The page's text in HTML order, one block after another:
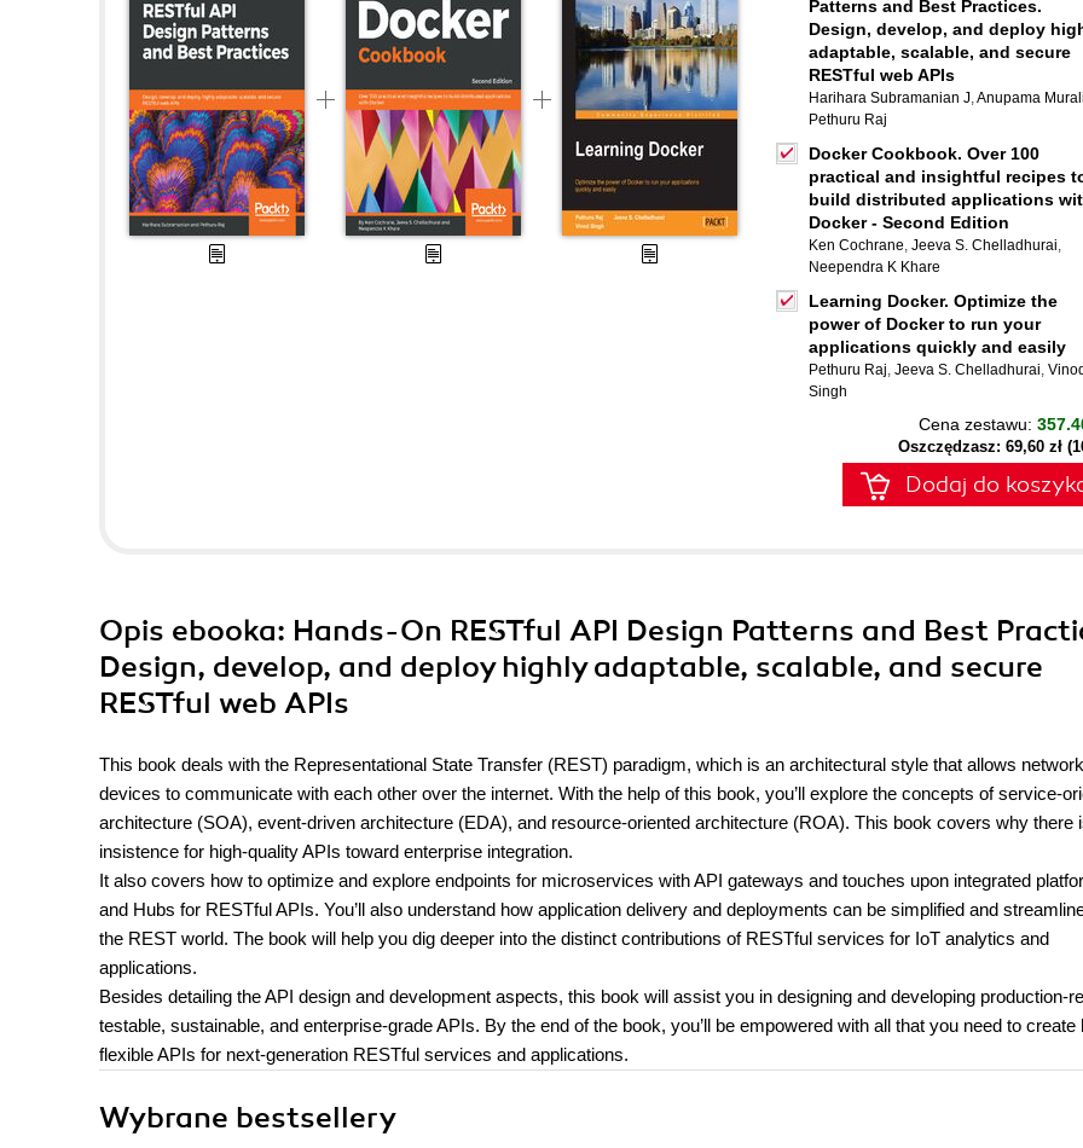
Patterns and Best Practices.
Design, develop, and deploy
adaptable, scalable, and secure
RESTful web APIs
Harihara Subramanian J,Anupama Murali
Pethuru Raj
Docker Cookbook. Over 100
practical and insightful recipes
build distributed applications
Docker - Second Edition
Ken Cochrane, Jeeva S. Chelladhurai,
Neependra K Khare
Learning Docker. Optimize the
power of Docker to run your
applications quickly and easily
Pethuru Raj, Jeeva S. Chelladhurai, Vinod
Singh
Cena zestawu:
Oszczędzasz: 69,60 zł
Dodaj do
Opis ebooka: Hands-On RESTful API Design Patterns and Best
Design, develop, and deploy highly adaptable, scalable, and secure
RESTful web APIs
This book deals with the Representational State Transfer (REST) paradigm, which is an architectural style that allows
devices to communicate with each other over the internet. With the help of this book, you’ll explore the concepts of service-
architecture (SOA), event-driven architecture (EDA), and resource-oriented architecture (ROA). This book covers why there
insistence for high-quality APIs toward enterprise integration.
It also covers how to optimize and explore endpoints for microservices with API gateways and touches upon integrated
and Hubs for RESTful APIs. You’ll also understand how application delivery and deployments can be simplified and
the REST world. The book will help you dig deeper into the distinct contributions of RESTful services for IoT analytics and
applications.
Besides detailing the API design and development aspects, this book will assist you in designing and developing production-
testable, sustainable, and enterprise-grade APIs. By the end of the book, you’ll be empowered with all that you need to create
flexible APIs for next-generation RESTful services and applications.
Wybrane bestsellery